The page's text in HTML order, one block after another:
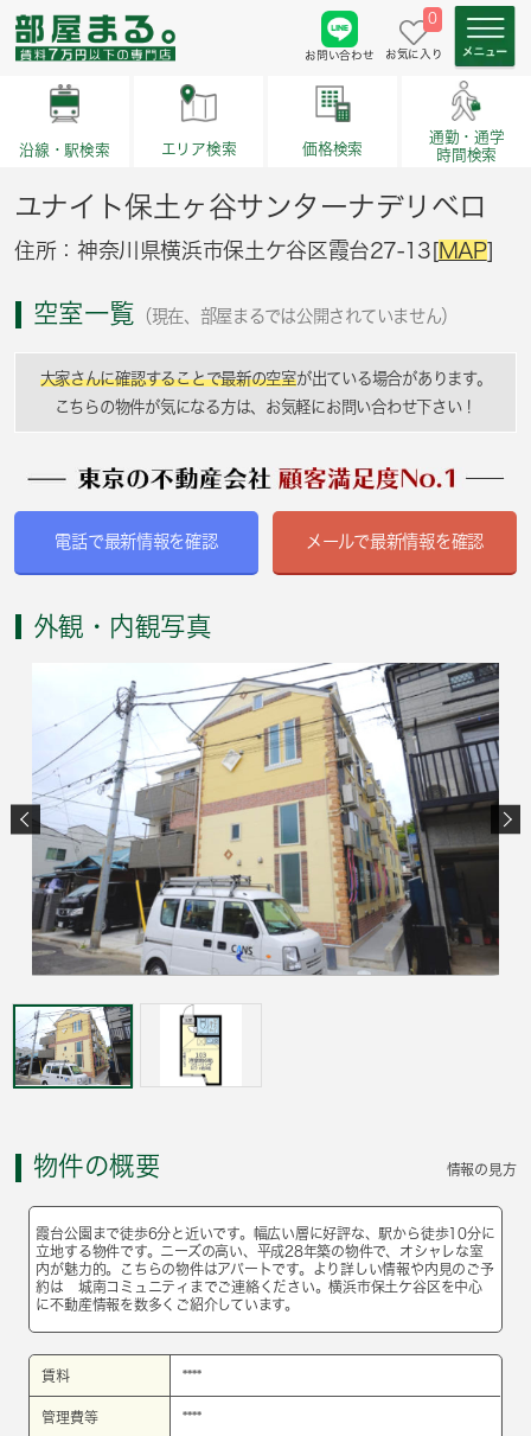
お問い合わせ
0
お気に入り
沿線・駅検索 エリア検索 価格検索
通勤・通学
時間検索
ユナイト保土ヶ谷サンターナデリベロ
住所：神奈川県横浜市保土ケ谷区霞台27-13[MAP]
空室一覧 （現在、部屋まるでは公開されていません）
大家さんに確認することで最新の空室が出ている場合があります。
こちらの物件が気になる方は、お気軽にお問い合わせ下さい！
電話で最新情報を確認 メールで最新情報を確認
外観・内観写真
物件の概要 情報の見方
霞台公園まで徒歩6分と近いです。幅広い層に好評な、駅から徒歩10分に
立地する物件です。ニーズの高い、平成28年築の物件で、オシャレな室
内が魅力的。こちらの物件はアパートです。より詳しい情報や内見のご予
約は 城南コミュニティまでご連絡ください。横浜市保土ケ谷区を中心
に不動産情報を数多くご紹介しています。
賃料 ****
管理費等 ****